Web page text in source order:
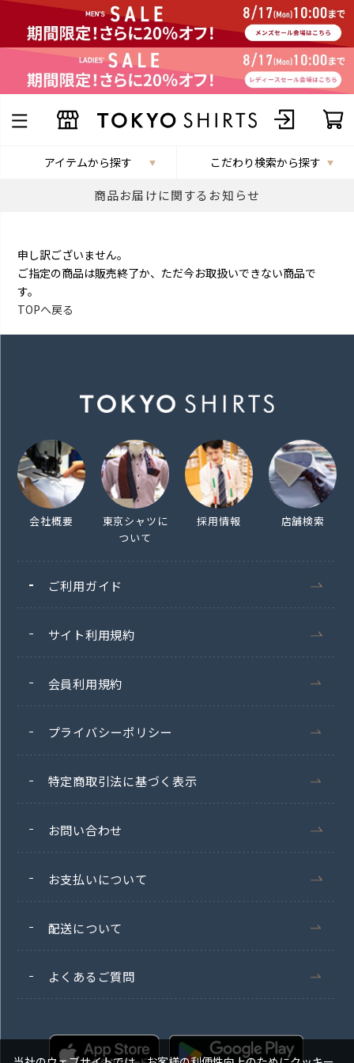
アイテムから探す こだわり検索から探す
商品お届けに関するお知らせ
申し訳ございません。
ご指定の商品は販売終了か、ただ今お取扱いできない商品で
す。
TOPへ戻る
会社概要
東京シャツに
ついて
採用情報 店舗検索
ご利用ガイド
サイト利用規約
会員利用規約
プライバシーポリシー
特定商取引法に基づく表示
お問い合わせ
お支払いについて
配送について
よくあるご質問